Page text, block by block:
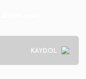
KAYDOL